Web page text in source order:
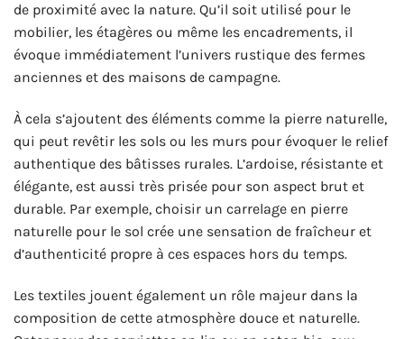
de proximité avec la nature. Qu’il soit utilisé pour le
mobilier, les étagères ou même les encadrements, il
évoque immédiatement l’univers rustique des fermes
anciennes et des maisons de campagne.
À cela s’ajoutent des éléments comme la pierre naturelle,
qui peut revêtir les sols ou les murs pour évoquer le relief
authentique des bâtisses rurales. L’ardoise, résistante et
élégante, est aussi très prisée pour son aspect brut et
durable. Par exemple, choisir un carrelage en pierre
naturelle pour le sol crée une sensation de fraîcheur et
d’authenticité propre à ces espaces hors du temps.
Les textiles jouent également un rôle majeur dans la
composition de cette atmosphère douce et naturelle.